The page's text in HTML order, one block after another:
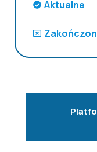
Aktualne